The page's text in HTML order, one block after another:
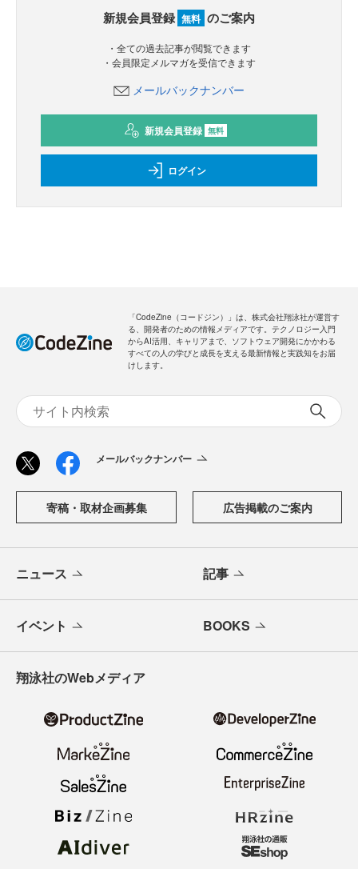
新規会員登録 無料 のご案内
・全ての過去記事が閲覧できます
・会員限定メルマガを受信できます
メールバックナンバー
新規会員登録 無料
ログイン
「CodeZine（コードジン）」は、株式会社翔泳社が運営す
る、開発者のための情報メディアです。テクノロジー入門
からAI活用、キャリアまで、ソフトウェア開発にかかわる
すべての人の学びと成長を支える最新情報と実践知をお届
けします。
メールバックナンバー
寄稿・取材企画募集 広告掲載のご案内
ニュース 記事
イベント BOOKS
翔泳社のWebメディア